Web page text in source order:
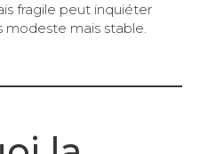
fragile peut inquiéter
modeste mais stable.